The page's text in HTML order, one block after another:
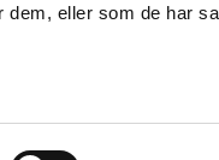
dem, eller som de har